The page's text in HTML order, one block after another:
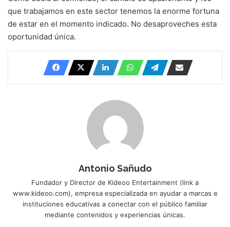
que trabajamos en este sector tenemos la enorme fortuna
de estar en el momento indicado. No desaproveches esta
oportunidad única.
Antonio Sañudo
Fundador y Director de Kideoo Entertainment (link a
www.kideoo.com), empresa especializada en ayudar a marcas e
instituciones educativas a conectar con el público familiar
mediante contenidos y experiencias únicas.